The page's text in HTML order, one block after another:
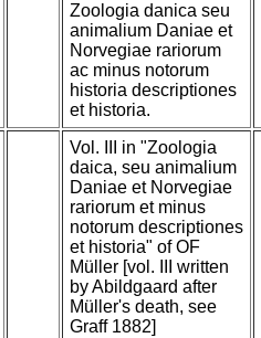
Zoologia danica seu
animalium Daniae et
Norvegiae rariorum
ac minus notorum
historia descriptiones
et historia.
Vol. III in "Zoologia
daica, seu animalium
Daniae et Norvegiae
rariorum et minus
notorum descriptiones
et historia" of OF
Müller [vol. III written
by Abildgaard after
Müller's death, see
Graff 1882]